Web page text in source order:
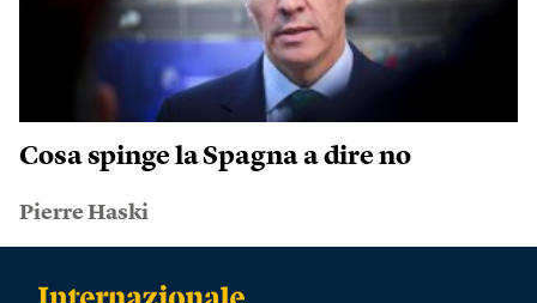
Cosa spinge la Spagna a dire no
Pierre Haski